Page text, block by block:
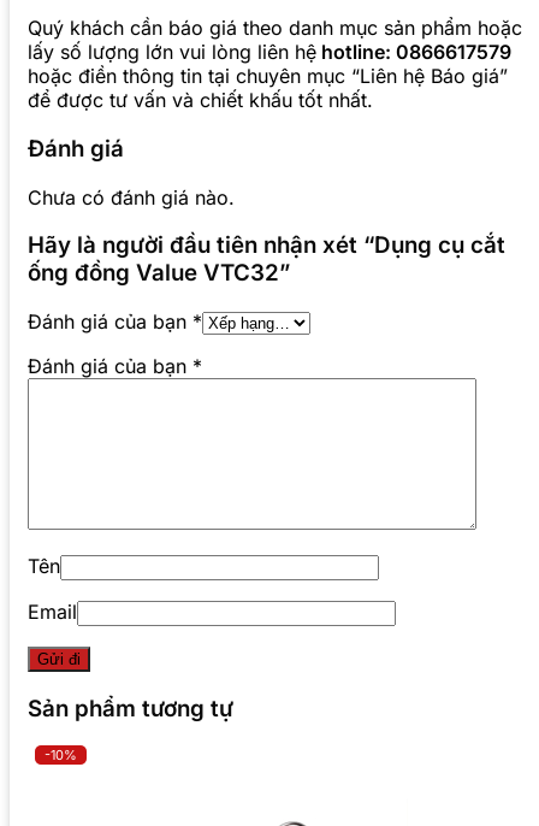
Quý khách cần báo giá theo danh mục sản phẩm hoặc
lấy số lượng lớn vui lòng liên hệ hotline: 0866617579
hoặc điền thông tin tại chuyên mục “Liên hệ Báo giá”
để được tư vấn và chiết khấu tốt nhất.
Đánh giá
Chưa có đánh giá nào.
Hãy là người đầu tiên nhận xét “Dụng cụ cắt
ống đồng Value VTC32”
Đánh giá của bạn *
Đánh giá của bạn *
Tên
Email
Sản phẩm tương tự
-10%